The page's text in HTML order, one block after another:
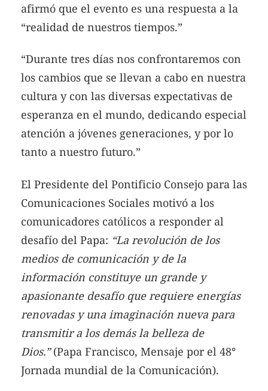
afirmó que el evento es una respuesta a la
“realidad de nuestros tiempos.”
“Durante tres días nos confrontaremos con
los cambios que se llevan a cabo en nuestra
cultura y con las diversas expectativas de
esperanza en el mundo, dedicando especial
atención a jóvenes generaciones, y por lo
tanto a nuestro futuro.”
El Presidente del Pontificio Consejo para las
Comunicaciones Sociales motivó a los
comunicadores católicos a responder al
desafío del Papa: “La revolución de los
medios de comunicación y de la
información constituye un grande y
apasionante desafío que requiere energías
renovadas y una imaginación nueva para
transmitir a los demás la belleza de
Dios.”(Papa Francisco, Mensaje por el 48°
Jornada mundial de la Comunicación).